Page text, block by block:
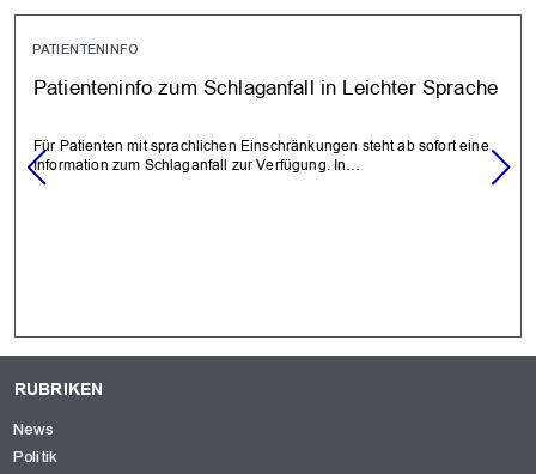
PATIENTENINFO
Patienteninfo zum Schlaganfall in Leichter Sprache
Für Patienten mit sprachlichen Einschränkungen steht ab sofort eine
Information zum Schlaganfall zur Verfügung. In…
RUBRIKEN
News
Politik